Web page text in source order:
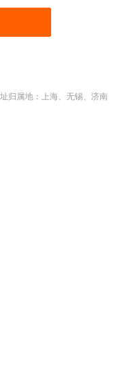
归属地：上海、无锡、济南